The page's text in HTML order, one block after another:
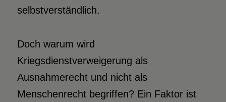
selbstverständlich.
Doch warum wird
Kriegsdienstverweigerung als
Ausnahmerecht und nicht als
Menschenrecht begriffen? Ein Faktor ist